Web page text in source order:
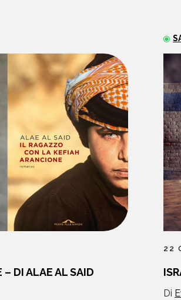
– DI ALAE AL SAID
22
Di